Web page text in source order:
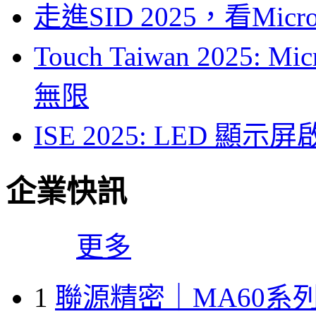
走進SID 2025，看
Touch Taiwan 2025:
無限
ISE 2025: LED 顯示屏
企業快訊
更多
1 聯源精密｜MA60系